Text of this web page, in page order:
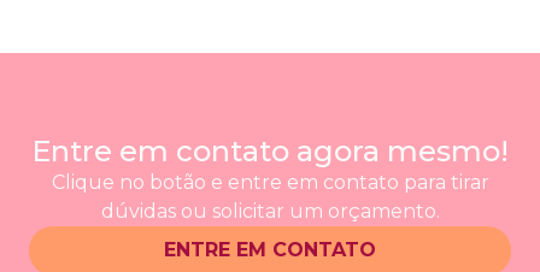
Entre em contato agora mesmo!
Clique no botão e entre em contato para tirar
dúvidas ou solicitar um orçamento.
ENTRE EM CONTATO